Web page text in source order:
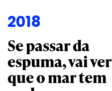
2018
Se passar da
espuma, vai ver
que o mar tem